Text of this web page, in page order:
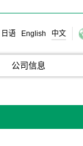
日语 English 中文
公司信息